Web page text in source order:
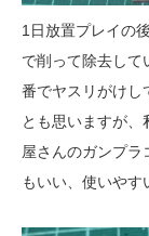
1日放置プレイの
で削って除去し
番でヤスリがけし
とも思いますが
屋さんのガンプラ
もいい、使いやす